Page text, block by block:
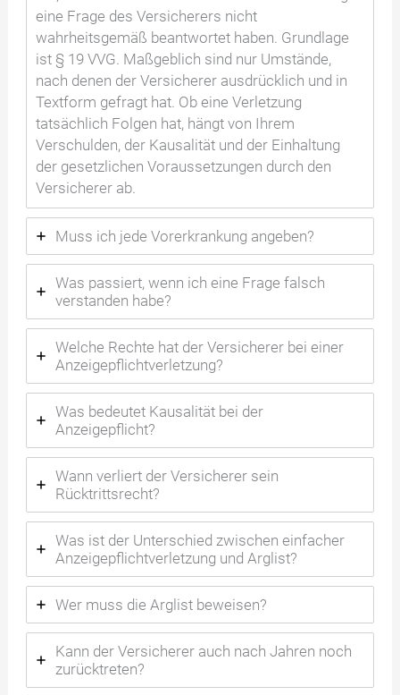
eine Frage des Versicherers nicht
wahrheitsgemäß beantwortet haben. Grundlage
ist § 19 VVG. Maßgeblich sind nur Umstände,
nach denen der Versicherer ausdrücklich und in
Textform gefragt hat. Ob eine Verletzung
tatsächlich Folgen hat, hängt von Ihrem
Verschulden, der Kausalität und der Einhaltung
der gesetzlichen Voraussetzungen durch den
Versicherer ab.
Muss ich jede Vorerkrankung angeben?
Was passiert, wenn ich eine Frage falsch
verstanden habe?
Welche Rechte hat der Versicherer bei einer
Anzeigepflichtverletzung?
Was bedeutet Kausalität bei der
Anzeigepflicht?
Wann verliert der Versicherer sein
Rücktrittsrecht?
Was ist der Unterschied zwischen einfacher
Anzeigepflichtverletzung und Arglist?
Wer muss die Arglist beweisen?
Kann der Versicherer auch nach Jahren noch
zurücktreten?